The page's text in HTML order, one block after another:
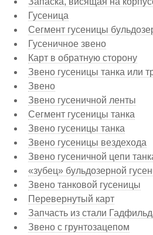
Гусеница
Сегмент гусеницы
Гусеничное звено
Карт в обратную сторону
Звено гусеницы танка или
Звено
Звено гусеничной ленты
Сегмент гусеницы танка
Звено гусеницы танка
Звено гусеницы вездехода
Звено гусеничной цепи
«зубец» бульдозерной
Звено танковой гусеницы
Перевернутый карт
Запчасть из стали
Звено с грунтозацепом